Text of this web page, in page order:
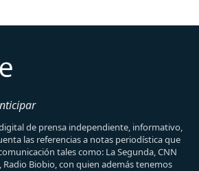
de prensa independiente, informativo,
las referencias a notas periodística que
tales como: La Segunda, CNN
Radio Biobio, con quien además tenemos